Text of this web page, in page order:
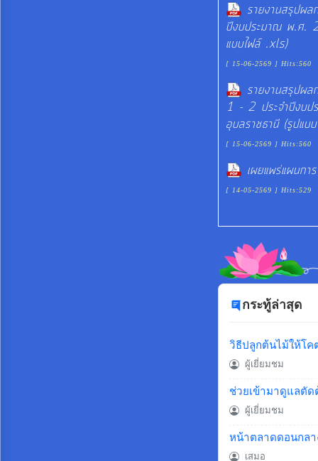
รายงานสรุปผ
ปีงบประมาณ พ.ศ.
แบบไฟล์ .xls)
[ 15-06-2569 ] Hits:560
รายงานสรุปผ
1 - 2 ประจำปีงบป
อุบลราชธานี (รูปแบ
[ 15-06-2569 ] Hits:560
เผยแพร่แผนก
[ 14-05-2569 ] Hits:529